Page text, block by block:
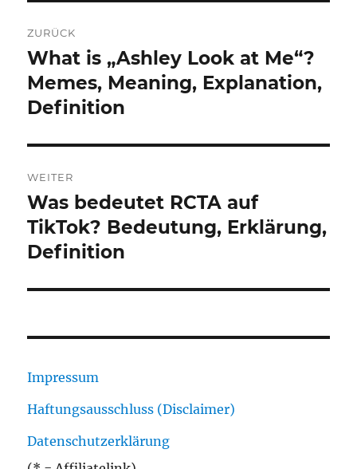
ZURÜCK
Vorheriger
Beitrag:
What is „Ashley Look at Me“?
Memes, Meaning, Explanation,
Definition
WEITER
Nächster
Beitrag:
Was bedeutet RCTA auf
TikTok? Bedeutung, Erklärung,
Definition
Impressum
Haftungsausschluss (Disclaimer)
Datenschutzerklärung